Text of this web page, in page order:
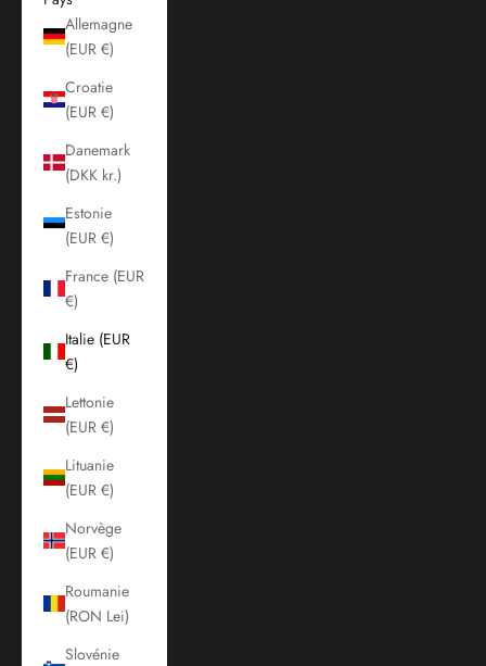
Allemagne
(EUR €)
Croatie
(EUR €)
Danemark
(DKK kr.)
Estonie
(EUR €)
France (EUR
€)
Italie (EUR
€)
Lettonie
(EUR €)
Lituanie
(EUR €)
Norvège
(EUR €)
Roumanie
(RON Lei)
Slovénie